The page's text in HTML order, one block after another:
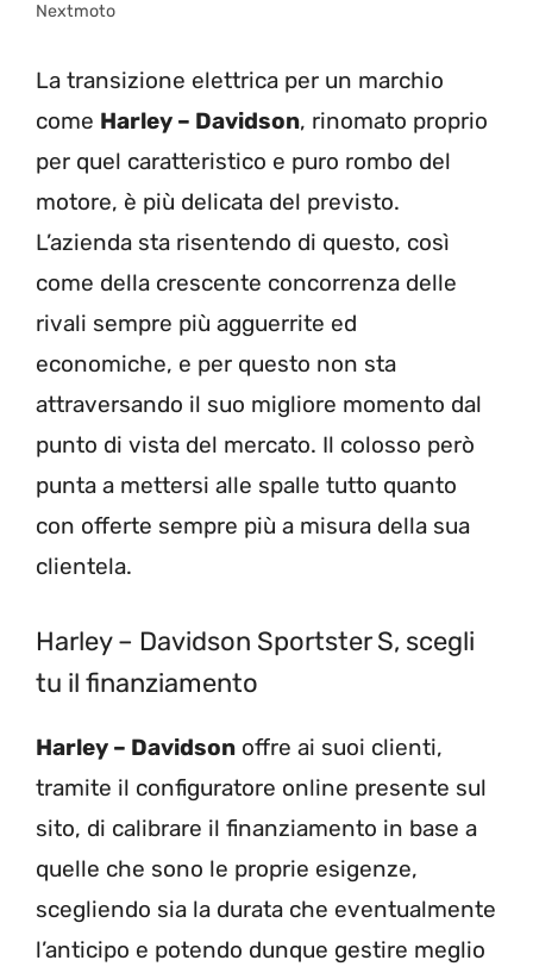
Nextmoto
La transizione elettrica per un marchio
come Harley – Davidson, rinomato proprio
per quel caratteristico e puro rombo del
motore, è più delicata del previsto.
L’azienda sta risentendo di questo, così
come della crescente concorrenza delle
rivali sempre più agguerrite ed
economiche, e per questo non sta
attraversando il suo migliore momento dal
punto di vista del mercato. Il colosso però
punta a mettersi alle spalle tutto quanto
con offerte sempre più a misura della sua
clientela.
Harley – Davidson Sportster S, scegli
tu il finanziamento
Harley – Davidson offre ai suoi clienti,
tramite il configuratore online presente sul
sito, di calibrare il finanziamento in base a
quelle che sono le proprie esigenze,
scegliendo sia la durata che eventualmente
l’anticipo e potendo dunque gestire meglio